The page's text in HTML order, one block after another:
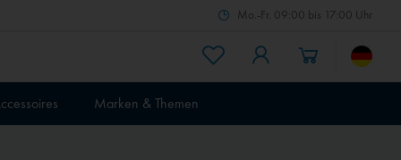
Mo.-Fr. 09:00 bis 17:00 Uhr
Marken & Themen